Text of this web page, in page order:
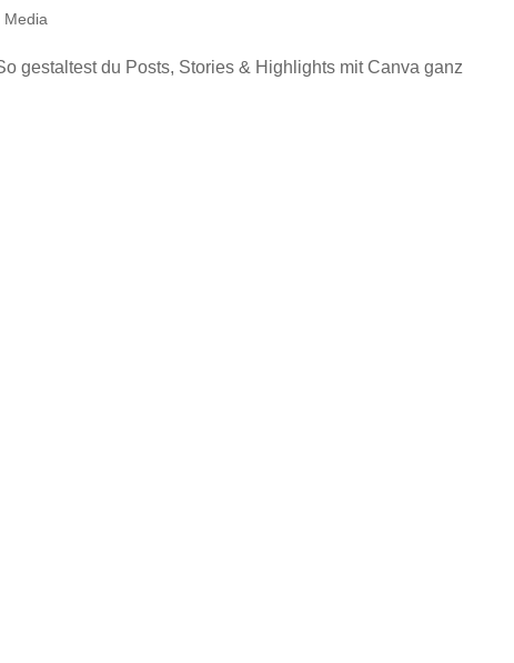
Media
gestaltest du Posts, Stories & Highlights mit Canva ganz